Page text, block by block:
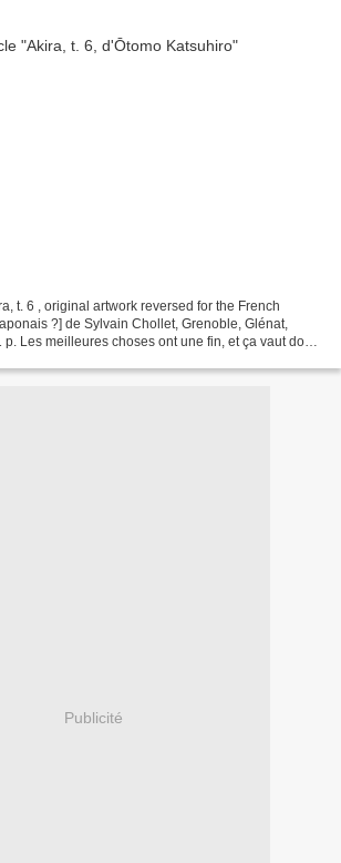
t. 6 , original artwork reversed for the French
?] de Sylvain Chollet, Grenoble, Glénat,
Les meilleures choses ont une fin, et ça vaut donc
Publicité